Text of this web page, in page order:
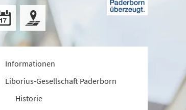
Informationen
Liborius-Gesellschaft Paderborn
Historie